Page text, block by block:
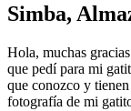
Simba,
Hola, muchas
que pedí para mi
que conozco y
fotografía de mi